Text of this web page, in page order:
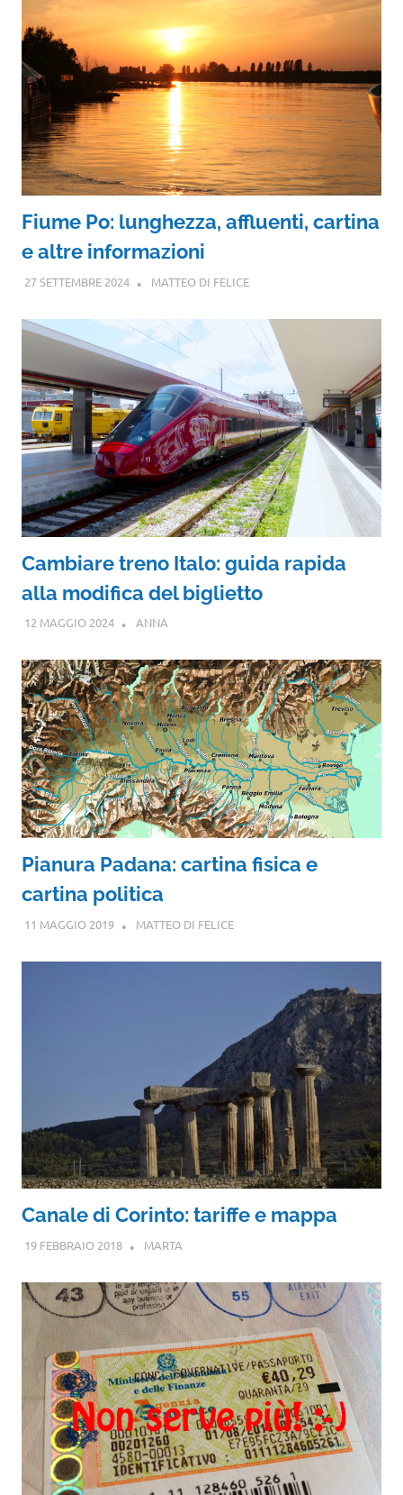
Fiume Po: lunghezza, affluenti, cartina
e altre informazioni
27 SETTEMBRE 2024 MATTEO DI FELICE
Cambiare treno Italo: guida rapida
alla modifica del biglietto
12 MAGGIO 2024 ANNA
Pianura Padana: cartina fisica e
cartina politica
11 MAGGIO 2019 MATTEO DI FELICE
Canale di Corinto: tariffe e mappa
19 FEBBRAIO 2018 MARTA